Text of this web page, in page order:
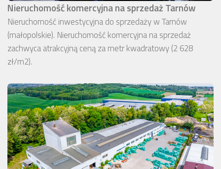
Nieruchomość komercyjna na sprzedaż Tarnów
Nieruchomość inwestycyjna do sprzedaży w Tarnów
(małopolskie). Nieruchomość komercyjna na sprzedaż
zachwyca atrakcyjną ceną za metr kwadratowy (2 628
zł/m2).